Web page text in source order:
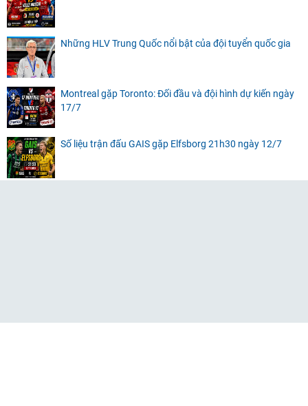
Những HLV Trung Quốc nổi bật của đội tuyển quốc gia
Montreal gặp Toronto: Đối đầu và đội hình dự kiến ngày
17/7
Số liệu trận đấu GAIS gặp Elfsborg 21h30 ngày 12/7